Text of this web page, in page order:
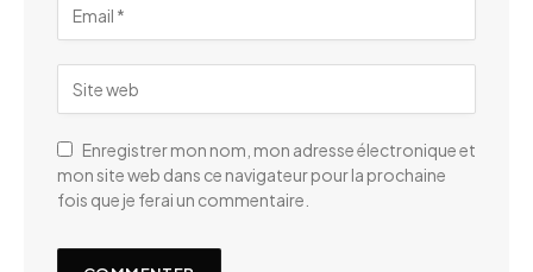
Enregistrer mon nom, mon adresse électronique et
mon site web dans ce navigateur pour la prochaine
fois que je ferai un commentaire.